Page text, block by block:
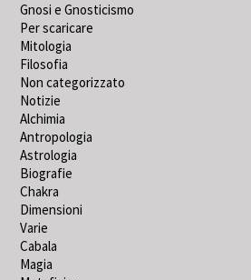
Gnosi e Gnosticismo
Per scaricare
Mitologia
Filosofia
Non categorizzato
Notizie
Alchimia
Antropologia
Astrologia
Biografie
Chakra
Dimensioni
Varie
Cabala
Magia